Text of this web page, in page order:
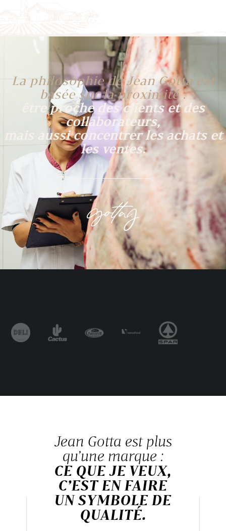
La philosophie de Jean Gotta est
basée sur la proximité :
être proche des clients et des
collaborateurs,
mais aussi concentrer les achats et
les ventes.
Jean Gotta est plus
qu’une marque :
CE QUE JE VEUX,
C’EST EN FAIRE
UN SYMBOLE DE
QUALITÉ.